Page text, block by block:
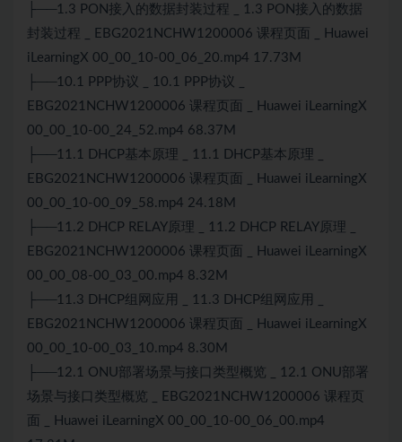
├──1.3 PON接入的数据封装过程 _ 1.3 PON接入的数据
封装过程 _ EBG2021NCHW1200006 课程页面 _ Huawei
iLearningX 00_00_10-00_06_20.mp4 17.73M
├──10.1 PPP协议 _ 10.1 PPP协议 _
EBG2021NCHW1200006 课程页面 _ Huawei iLearningX
00_00_10-00_24_52.mp4 68.37M
├──11.1
DHCP基本原理 _ 11.1 DHCP基本原理 _
EBG2021NCHW1200006 课程页面 _ Huawei iLearningX
00_00_10-00_09_58.mp4 24.18M
├──11.2 DHCP RELAY原理 _ 11.2 DHCP RELAY原理 _
EBG2021NCHW1200006 课程页面 _ Huawei iLearningX
00_00_08-00_03_00.mp4 8.32M
├──11.3 DHCP组网应用 _ 11.3 DHCP组网应用 _
EBG2021NCHW1200006 课程页面 _ Huawei iLearningX
00_00_10-00_03_10.mp4 8.30M
├──12.1 ONU部署场景与接口类型概览 _ 12.1 ONU部署
场景与接口类型概览 _ EBG2021NCHW1200006 课程页
面 _ Huawei iLearningX 00_00_10-00_06_00.mp4